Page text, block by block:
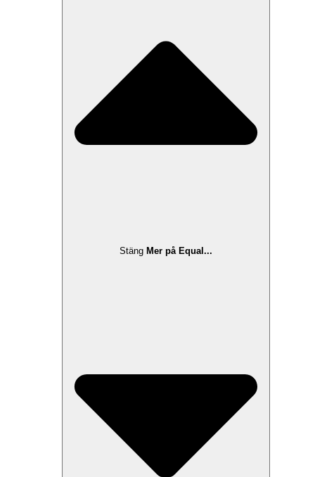
Stäng Mer på Equal...